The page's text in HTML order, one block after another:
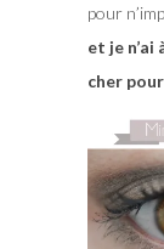
pour
et je n’ai
cher